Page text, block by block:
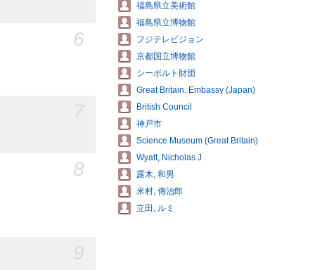
6
8
福島県立美術館
福島県立博物館
フジテレビジョン
京都国立博物館
シーボルト財団
Great Britain. Embassy (Japan)
British Council
神戸市
Science Museum (Great Britain)
Wyatt, Nicholas J
露木, 和男
米村, 傳治郎
立田, ルミ